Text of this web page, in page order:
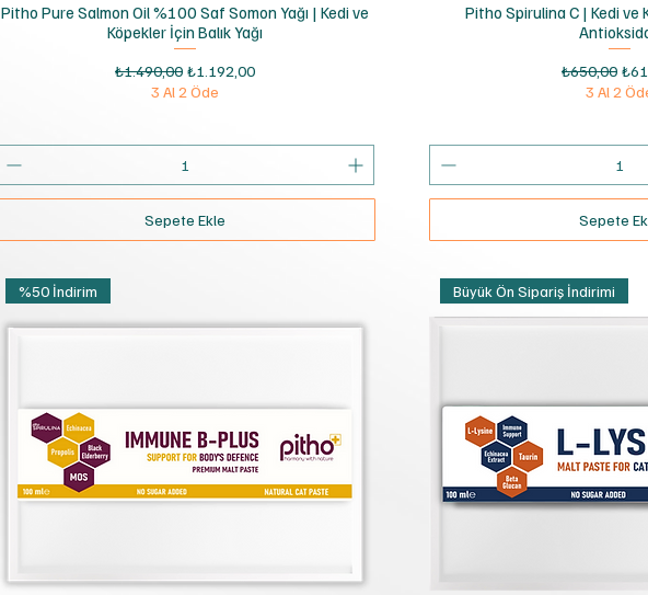
Hızlı Bakış
Pitho Pure Salmon Oil %100 Saf Somon Yağı | Kedi ve
Köpekler İçin Balık Yağı
Normal Fiyat
₺1.490,00 İndirimli Fiyat
₺1.192,00
3 Al 2 Öde
Sepete Ekle
Hızlı
Pitho Spirulina C | Kedi ve
Normal Fiyat
₺650,00
3 Al 2
Sepete
%50 İndirim Büyük Ön Sipariş İndirimi